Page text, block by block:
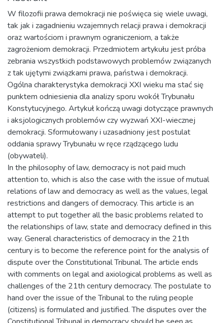
W filozofii prawa demokracji nie poświęca się wiele uwagi,
tak jak i zagadnieniu wzajemnych relacji prawa i demokracji
oraz wartościom i prawnym ograniczeniom, a także
zagrożeniom demokracji. Przedmiotem artykułu jest próba
zebrania wszystkich podstawowych problemów związanych
z tak ujętymi związkami prawa, państwa i demokracji.
Ogólna charakterystyka demokracji XXI wieku ma stać się
punktem odniesienia dla analizy sporu wokół Trybunału
Konstytucyjnego. Artykuł kończą uwagi dotyczące prawnych
i aksjologicznych problemów czy wyzwań XXI-wiecznej
demokracji. Sformułowany i uzasadniony jest postulat
oddania sprawy Trybunału w ręce rządzącego ludu
(obywateli).
In the philosophy of law, democracy is not paid much
attention to, which is also the case with the issue of mutual
relations of law and democracy as well as the values, legal
restrictions and dangers of democracy. This article is an
attempt to put together all the basic problems related to
the relationships of law, state and democracy defined in this
way. General characteristics of democracy in the 21th
century is to become the reference point for the analysis of
dispute over the Constitutional Tribunal. The article ends
with comments on legal and axiological problems as well as
challenges of the 21th century democracy. The postulate to
hand over the issue of the Tribunal to the ruling people
(citizens) is formulated and justified. The disputes over the